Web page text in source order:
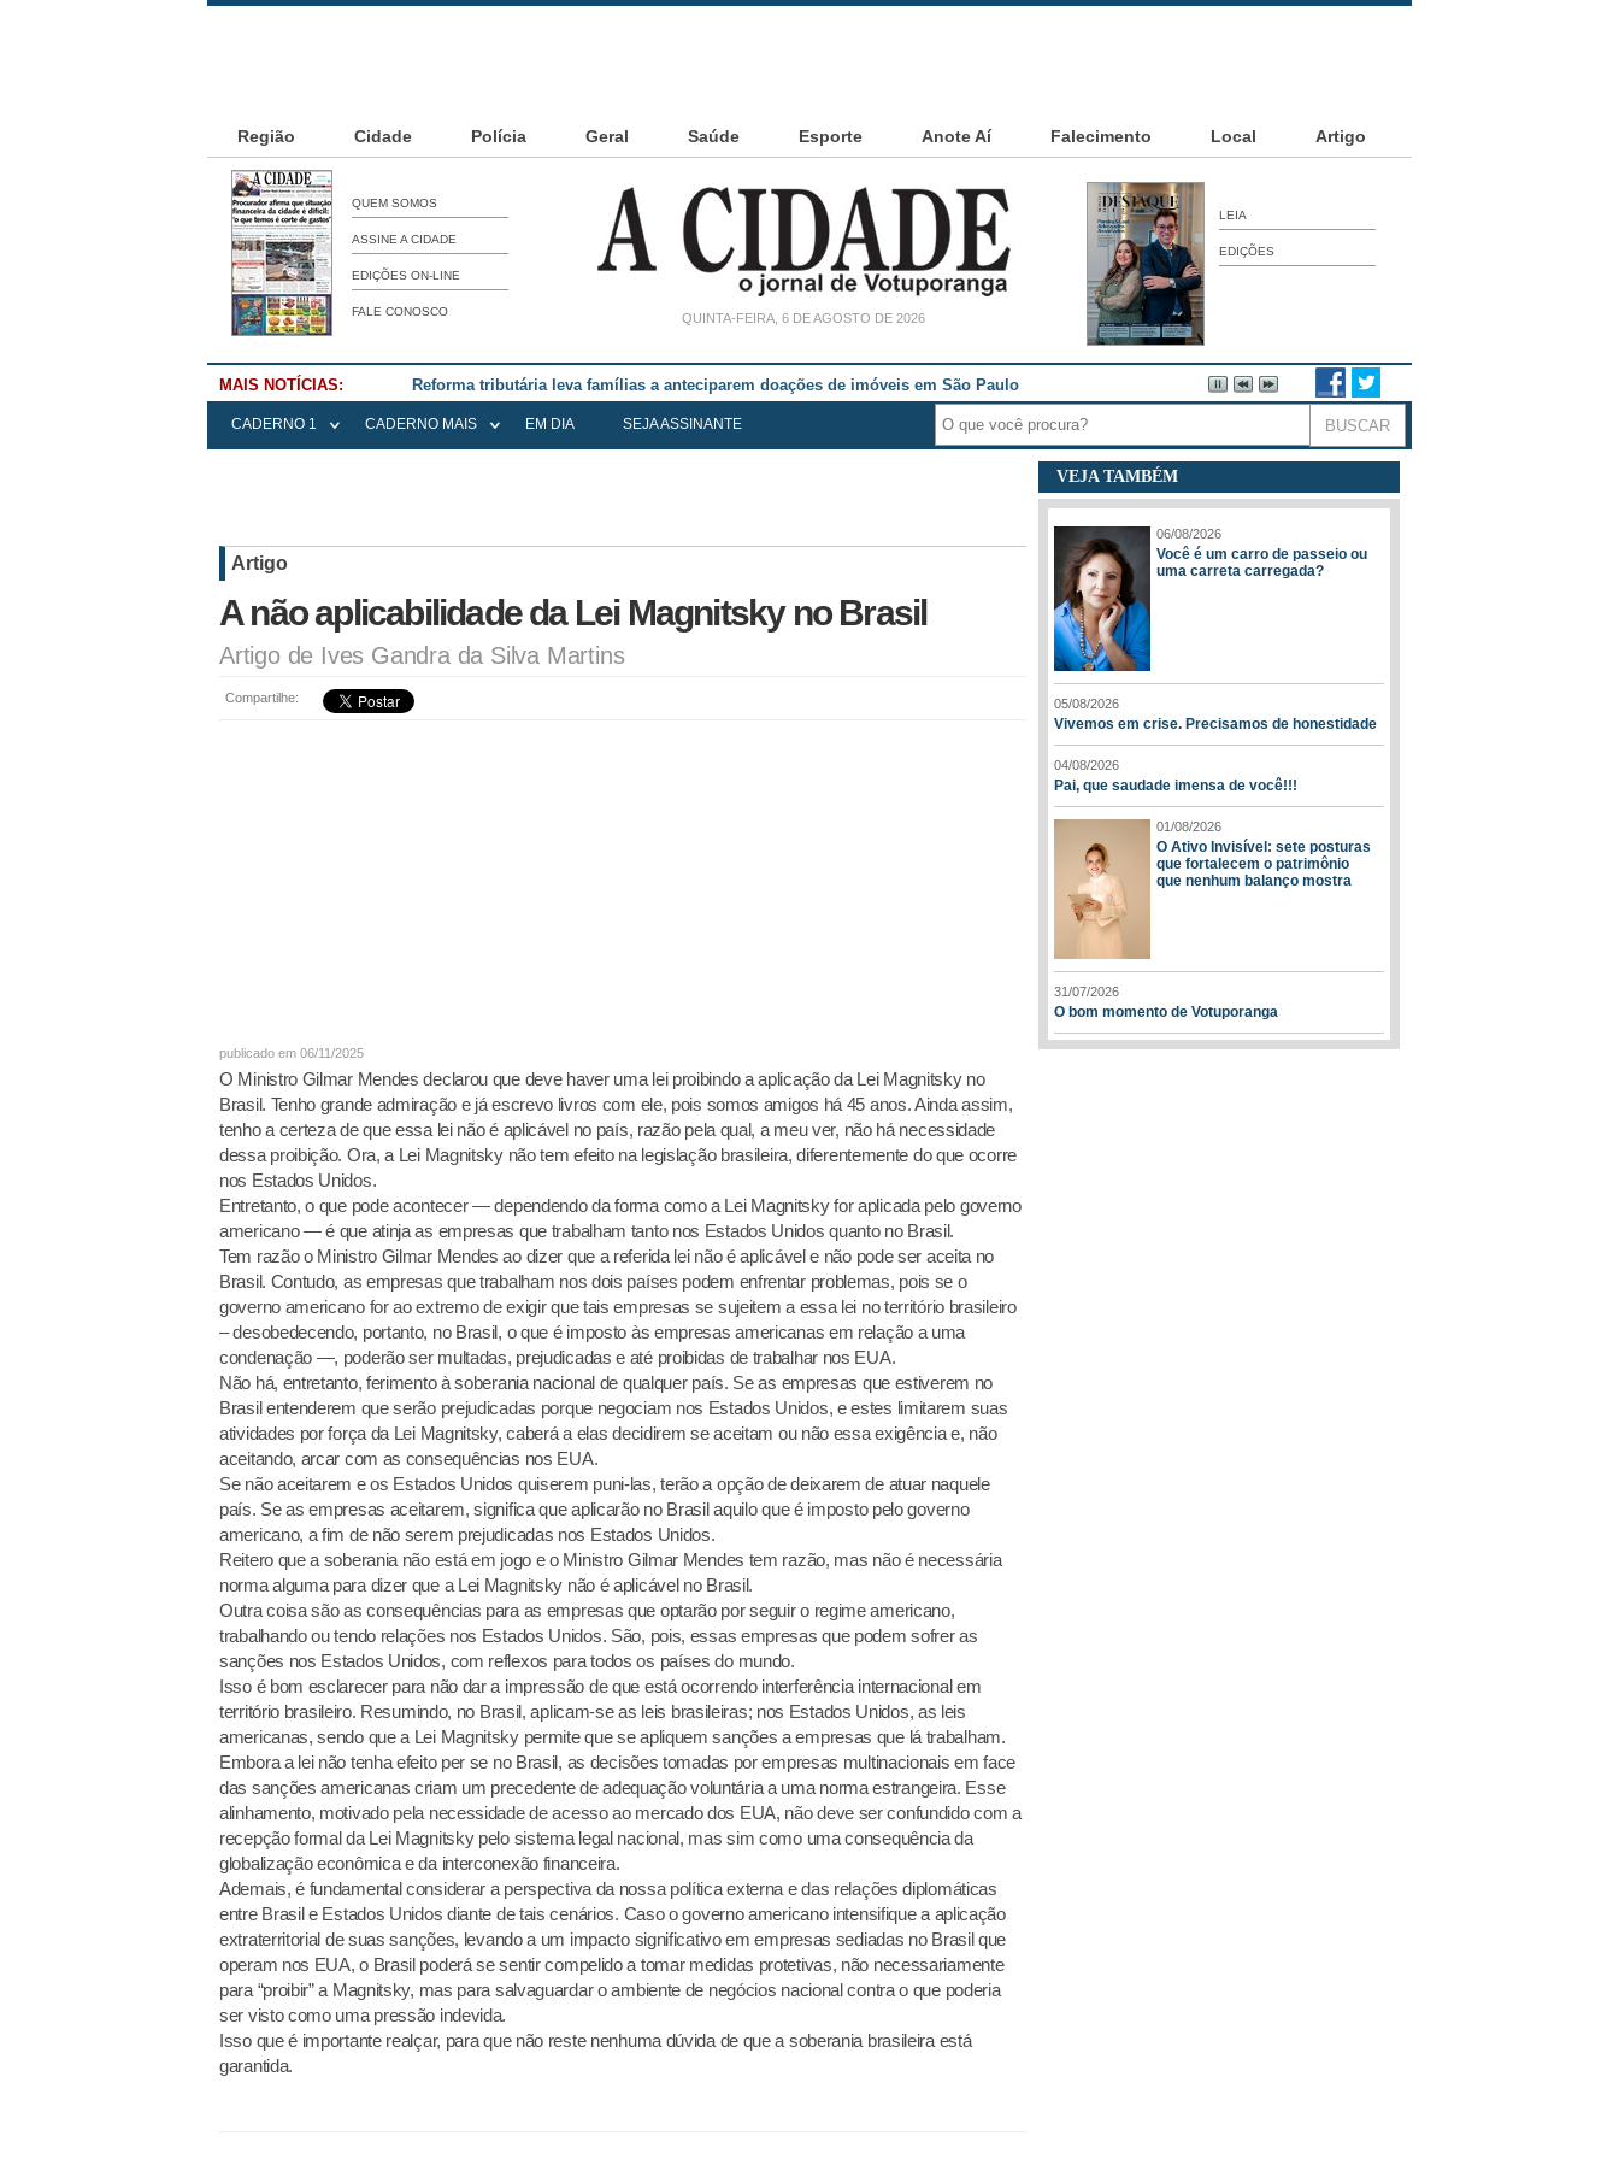
Região Cidade Polícia Geral Saúde Esporte Anote Aí Falecimento Local Artigo
QUEM SOMOS
ASSINE A CIDADE
EDIÇÕES ON-LINE
FALE CONOSCO QUINTA-FEIRA, 6 DE AGOSTO DE 2026
LEIA
EDIÇÕES
MAIS NOTÍCIAS: Falece Elena Menoia Cesarin
CADERNO 1 CADERNO MAIS EM DIA SEJA ASSINANTE
Artigo
A não aplicabilidade da Lei Magnitsky no Brasil
Artigo de Ives Gandra da Silva Martins
Compartilhe:
publicado em 06/11/2025
O Ministro Gilmar Mendes declarou que deve haver uma lei proibindo a aplicação da Lei Magnitsky no
Brasil. Tenho grande admiração e já escrevo livros com ele, pois somos amigos há 45 anos. Ainda assim,
tenho a certeza de que essa lei não é aplicável no país, razão pela qual, a meu ver, não há necessidade
dessa proibição. Ora, a Lei Magnitsky não tem efeito na legislação brasileira, diferentemente do que ocorre
nos Estados Unidos.
Entretanto, o que pode acontecer — dependendo da forma como a Lei Magnitsky for aplicada pelo governo
americano — é que atinja as empresas que trabalham tanto nos Estados Unidos quanto no Brasil.
Tem razão o Ministro Gilmar Mendes ao dizer que a referida lei não é aplicável e não pode ser aceita no
Brasil. Contudo, as empresas que trabalham nos dois países podem enfrentar problemas, pois se o
governo americano for ao extremo de exigir que tais empresas se sujeitem a essa lei no território brasileiro
– desobedecendo, portanto, no Brasil, o que é imposto às empresas americanas em relação a uma
condenação —, poderão ser multadas, prejudicadas e até proibidas de trabalhar nos EUA.
Não há, entretanto, ferimento à soberania nacional de qualquer país. Se as empresas que estiverem no
Brasil entenderem que serão prejudicadas porque negociam nos Estados Unidos, e estes limitarem suas
atividades por força da Lei Magnitsky, caberá a elas decidirem se aceitam ou não essa exigência e, não
aceitando, arcar com as consequências nos EUA.
Se não aceitarem e os Estados Unidos quiserem puni-las, terão a opção de deixarem de atuar naquele
país. Se as empresas aceitarem, significa que aplicarão no Brasil aquilo que é imposto pelo governo
americano, a fim de não serem prejudicadas nos Estados Unidos.
Reitero que a soberania não está em jogo e o Ministro Gilmar Mendes tem razão, mas não é necessária
norma alguma para dizer que a Lei Magnitsky não é aplicável no Brasil.
Outra coisa são as consequências para as empresas que optarão por seguir o regime americano,
trabalhando ou tendo relações nos Estados Unidos. São, pois, essas empresas que podem sofrer as
sanções nos Estados Unidos, com reflexos para todos os países do mundo.
Isso é bom esclarecer para não dar a impressão de que está ocorrendo interferência internacional em
território brasileiro. Resumindo, no Brasil, aplicam-se as leis brasileiras; nos Estados Unidos, as leis
americanas, sendo que a Lei Magnitsky permite que se apliquem sanções a empresas que lá trabalham.
Embora a lei não tenha efeito per se no Brasil, as decisões tomadas por empresas multinacionais em face
das sanções americanas criam um precedente de adequação voluntária a uma norma estrangeira. Esse
alinhamento, motivado pela necessidade de acesso ao mercado dos EUA, não deve ser confundido com a
recepção formal da Lei Magnitsky pelo sistema legal nacional, mas sim como uma consequência da
globalização econômica e da interconexão financeira.
Ademais, é fundamental considerar a perspectiva da nossa política externa e das relações diplomáticas
entre Brasil e Estados Unidos diante de tais cenários. Caso o governo americano intensifique a aplicação
extraterritorial de suas sanções, levando a um impacto significativo em empresas sediadas no Brasil que
operam nos EUA, o Brasil poderá se sentir compelido a tomar medidas protetivas, não necessariamente
para “proibir” a Magnitsky, mas para salvaguardar o ambiente de negócios nacional contra o que poderia
ser visto como uma pressão indevida.
Isso que é importante realçar, para que não reste nenhuma dúvida de que a soberania brasileira está
garantida.
VEJA TAMBÉM
06/08/2026
Você é um carro de passeio ou
uma carreta carregada?
05/08/2026
Vivemos em crise. Precisamos de honestidade
04/08/2026
Pai, que saudade imensa de você!!!
01/08/2026
O Ativo Invisível: sete posturas
que fortalecem o patrimônio
que nenhum balanço mostra
31/07/2026
O bom momento de Votuporanga